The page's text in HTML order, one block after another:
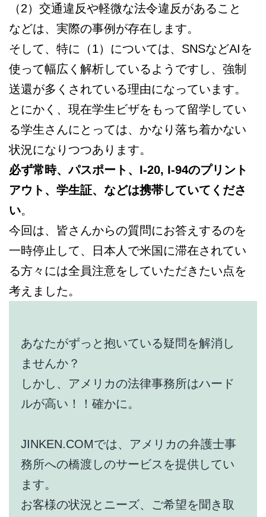
（2）交通違反や軽微な法令違反があること
などは、実際の事例が存在します。
そして、特に（1）については、SNSなどAIを
使って幅広く解析しているようですし、強制
送還が多くされている理由になっています。
とにかく、現在学生ビザをもって留学してい
る学生さんにとっては、かなり落ち着かない
状況になりつつあります。
必ず常時、パスポート、I-20, I-94のプリント
アウト、学生証、などは携帯していてくださ
い。
今回は、皆さんからの質問にお答えするのを
一時停止して、日本人で米国に滞在されてい
る方々には全員注意をしていただきたい点を
考えました。
あなたがずっと抱いている疑問を解消し
ませんか？
しかし、アメリカの法律事務所はハード
ルが高い！！確かに。
JINKEN.COMでは、アメリカの弁護士事
務所への橋渡しのサービスを提供してい
ます。
お客様の状況とニーズ、ご希望を聞き取